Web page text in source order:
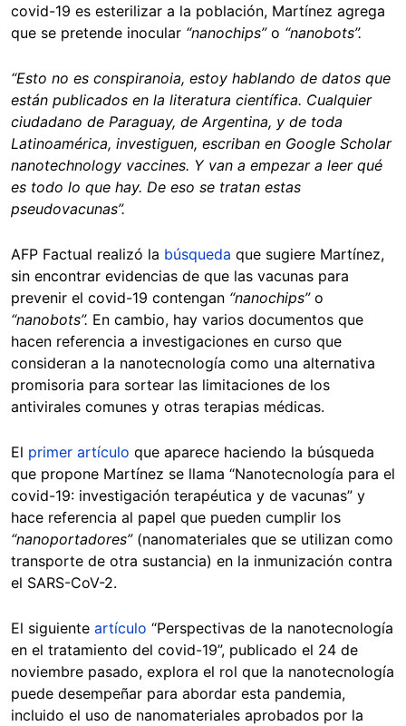
covid-19 es esterilizar a la población, Martínez agrega
que se pretende inocular “nanochips” o “nanobots”.
“Esto no es conspiranoia, estoy hablando de datos que
están publicados en la literatura científica. Cualquier
ciudadano de Paraguay, de Argentina, y de toda
Latinoamérica, investiguen, escriban en Google Scholar
nanotechnology vaccines. Y van a empezar a leer qué
es todo lo que hay. De eso se tratan estas
pseudovacunas”.
AFP Factual realizó la búsqueda que sugiere Martínez,
sin encontrar evidencias de que las vacunas para
prevenir el covid-19 contengan “nanochips”o
“nanobots”. En cambio, hay varios documentos que
hacen referencia a investigaciones en curso que
consideran a la nanotecnología como una alternativa
promisoria para sortear las limitaciones de los
antivirales comunes y otras terapias médicas.
El primer artículo que aparece haciendo la búsqueda
que propone Martínez se llama “Nanotecnología para el
covid-19: investigación terapéutica y de vacunas” y
hace referencia al papel que pueden cumplir los
“nanoportadores” (nanomateriales que se utilizan como
transporte de otra sustancia) en la inmunización contra
el SARS-CoV-2.
El siguiente artículo “Perspectivas de la nanotecnología
en el tratamiento del covid-19”, publicado el 24 de
noviembre pasado, explora el rol que la nanotecnología
puede desempeñar para abordar esta pandemia,
incluido el uso de nanomateriales aprobados por la